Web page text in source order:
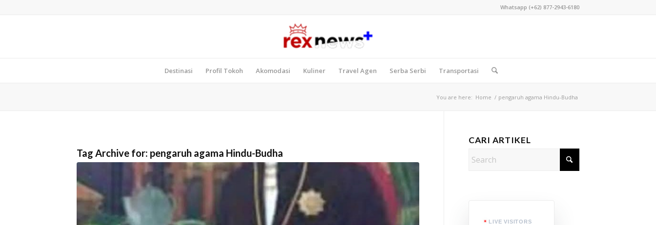
Whatsapp (+62) 877-2943-6180
Destinasi Profil Tokoh Akomodasi Kuliner Travel Agen Serba Serbi Transportasi
You are here: Home / pengaruh agama Hindu-Budha
Tag Archive for: pengaruh agama Hindu-Budha
CARI ARTIKEL
LIVE VISITORS